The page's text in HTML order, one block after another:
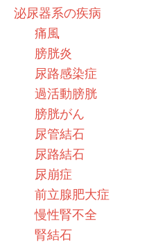
泌尿器系の疾病
痛風
膀胱炎
尿路感染症
過活動膀胱
膀胱がん
尿管結石
尿路結石
尿崩症
前立腺肥大症
慢性腎不全
腎結石